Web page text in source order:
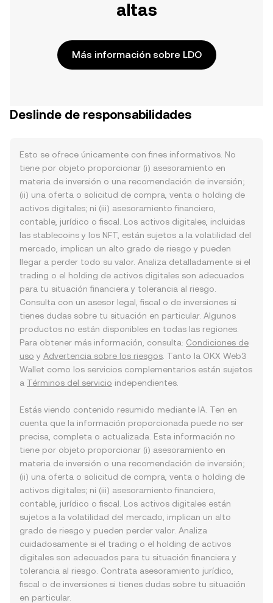
altas
Más información sobre LDO
Deslinde de responsabilidades
Esto se ofrece únicamente con fines informativos. No
tiene por objeto proporcionar (i) asesoramiento en
materia de inversión o una recomendación de inversión;
(ii) una oferta o solicitud de compra, venta o holding de
activos digitales; ni (iii) asesoramiento financiero,
contable, jurídico o fiscal. Los activos digitales, incluidas
las stablecoins y los NFT, están sujetos a la volatilidad del
mercado, implican un alto grado de riesgo y pueden
llegar a perder todo su valor. Analiza detalladamente si el
trading o el holding de activos digitales son adecuados
para tu situación financiera y tolerancia al riesgo.
Consulta con un asesor legal, fiscal o de inversiones si
tienes dudas sobre tu situación en particular. Algunos
productos no están disponibles en todas las regiones.
Para obtener más información, consulta: Condiciones de
uso y Advertencia sobre los riesgos . Tanto la OKX Web3
Wallet como los servicios complementarios están sujetos
a Términos del servicio independientes.
Estás viendo contenido resumido mediante IA. Ten en
cuenta que la información proporcionada puede no ser
precisa, completa o actualizada. Esta información no
tiene por objeto proporcionar (i) asesoramiento en
materia de inversión o una recomendación de inversión;
(ii) una oferta o solicitud de compra, venta o holding de
activos digitales; ni (iii) asesoramiento financiero,
contable, jurídico o fiscal. Los activos digitales están
sujetos a la volatilidad del mercado, implican un alto
grado de riesgo y pueden perder valor. Analiza
cuidadosamente si el trading o el holding de activos
digitales son adecuados para tu situación financiera y
tolerancia al riesgo. Contrata asesoramiento jurídico,
fiscal o de inversiones si tienes dudas sobre tu situación
en particular.